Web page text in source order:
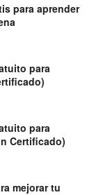
para aprender
para
para
Certificado)
mejorar tu